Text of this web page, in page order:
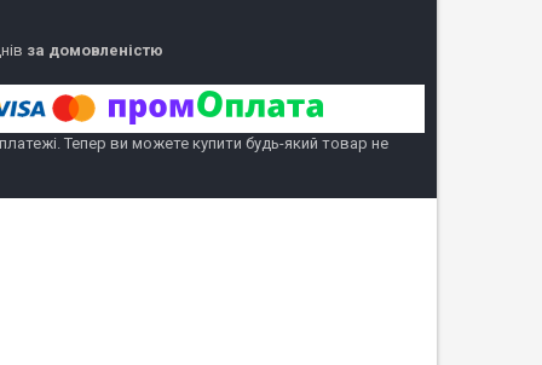
за домовленістю
Тепер ви можете купити будь-який товар не